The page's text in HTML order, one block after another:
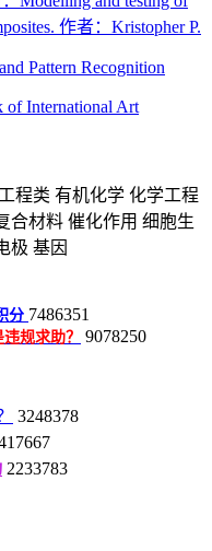
作者：Kristopher P.
Pattern Recognition
of International Art
工程类 有机化学 化学工程
合材料 催化作用 细胞生
极 基因
分 7486351
规求助？ 9078250
3248378
2233783